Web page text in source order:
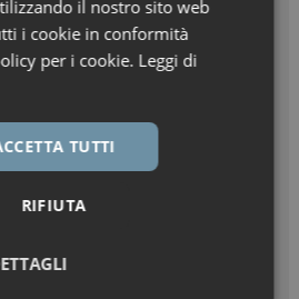
il nostro sito web
i cookie in conformità
per i cookie. Leggi di
TUTTI
RIFIUTA